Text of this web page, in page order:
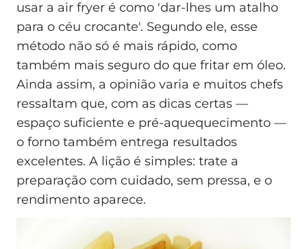
usar a air fryer é como 'dar-lhes um atalho
para o céu crocante'. Segundo ele, esse
método não só é mais rápido, como
também mais seguro do que fritar em óleo.
Ainda assim, a opinião varia e muitos chefs
ressaltam que, com as dicas certas —
espaço suficiente e pré‑aquequecimento —
o forno também entrega resultados
excelentes. A lição é simples: trate a
preparação com cuidado, sem pressa, e o
rendimento aparece.